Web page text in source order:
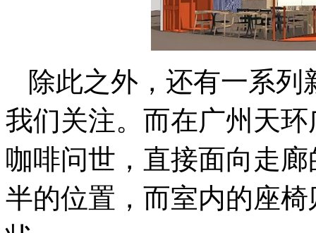
除此之外，还有一系
我们关注。而在广州天
咖啡问世，直接面向走
半的位置，而室内的座